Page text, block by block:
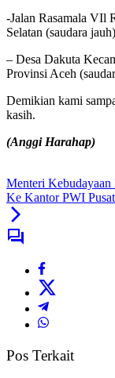
-Jalan Rasamala VIl
Selatan (saudara
– Desa Dakuta
Provinsi Aceh
Demikian kami
kasih.
(Anggi Harahap)
Menteri
Ke Kantor PWI Pusat
Pos Terkait